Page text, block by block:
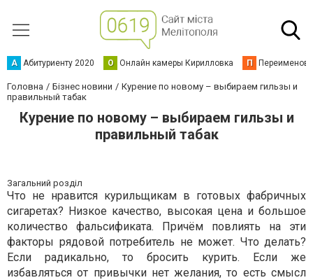
А Абитуриенту 2020 О Онлайн камеры Кирилловка П
Головна Бізнес новини
Курение по новому – выбираем гильзы и
правильный табак
Курение по новому – выбираем гильзы и
правильный табак
Загальний розділ
Что не нравится курильщикам в готовых фабричных
сигаретах? Низкое качество, высокая цена и большое
количество фальсификата. Причём повлиять на эти
факторы рядовой потребитель не может. Что делать?
Если радикально, то бросить курить. Если же
избавляться от привычки нет желания, то есть смысл